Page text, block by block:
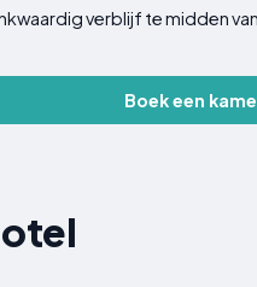
verblijf te midden
Boek een